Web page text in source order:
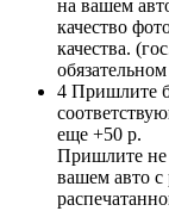
на вашем
качество
качества.
4 Пришлите
еще +50 р.
Пришлите не
вашем авто с